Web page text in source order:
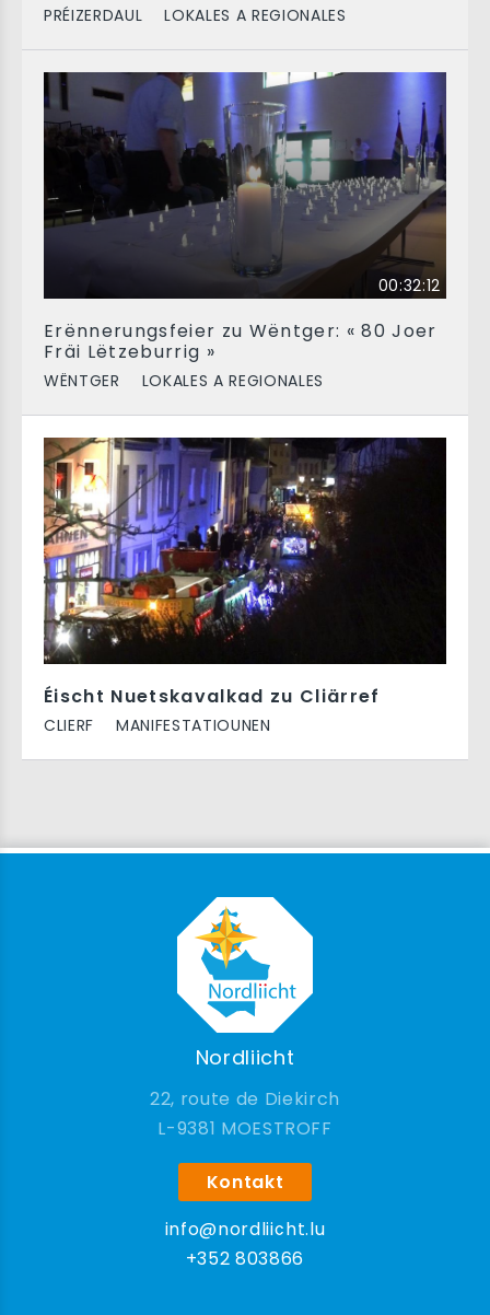
PRÉIZERDAUL LOKALES A REGIONALES
00:32:12
Erënnerungsfeier zu Wëntger: « 80 Joer
Fräi Lëtzeburrig »
WËNTGER LOKALES A REGIONALES
Éischt Nuetskavalkad zu Cliärref
CLIERF MANIFESTATIOUNEN
Nordliicht
22, route de Diekirch
9381 MOESTROFF
Kontakt
info@nordliicht.lu
+352 803866